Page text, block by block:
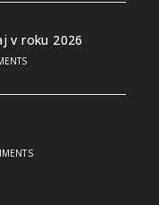
v roku 2026